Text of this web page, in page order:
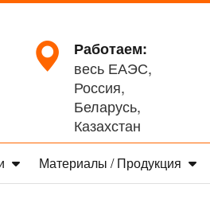
Работаем:
весь ЕАЭС,
Россия,
Беларусь,
Казахстан
Материалы / Продукция